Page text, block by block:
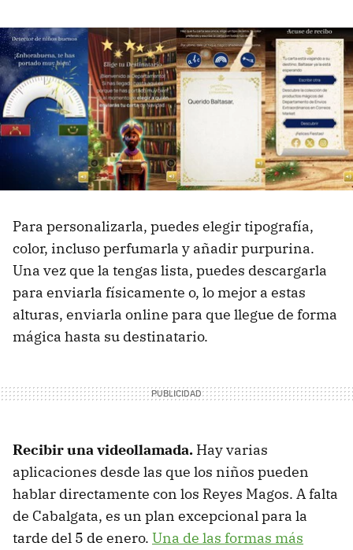
Para personalizarla, puedes elegir tipografía,
color, incluso perfumarla y añadir purpurina.
Una vez que la tengas lista, puedes descargarla
para enviarla físicamente o, lo mejor a estas
alturas, enviarla online para que llegue de forma
mágica hasta su destinatario.
Recibir una videollamada. Hay varias
aplicaciones desde las que los niños pueden
hablar directamente con los Reyes Magos. A falta
de Cabalgata, es un plan excepcional para la
tarde del 5 de enero. Una de las formas más